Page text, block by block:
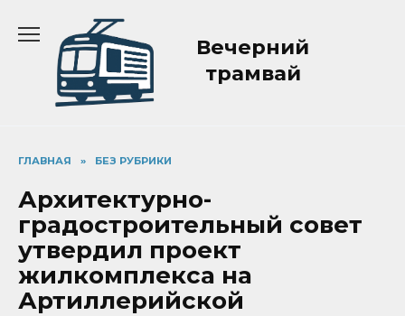
содержанию
Вечерний
трамвай
ГЛАВНАЯ » БЕЗ РУБРИКИ
Архитектурно-
градостроительный совет
утвердил проект
жилкомплекса на
Артиллерийской